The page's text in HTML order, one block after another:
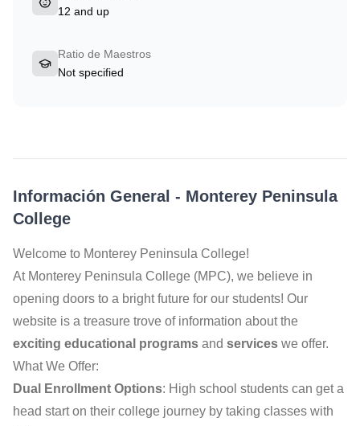
Información General - Monterey Peninsula
College
Welcome to Monterey Peninsula College!
At Monterey Peninsula College (MPC), we believe in
opening doors to a bright future for our students! Our
website is a treasure trove of information about the
exciting educational programs and services we offer.
What We Offer:
Dual Enrollment Options: High school students can get a
head start on their college journey by taking classes with
12 and up
Ratio de Maestros
Not specified